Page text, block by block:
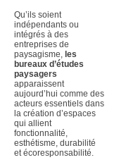
Qu’ils soient
indépendants ou
intégrés à des
entreprises de
paysagisme, les
bureaux d’études
paysagers
apparaissent
aujourd’hui comme des
acteurs essentiels dans
la création d’espaces
qui allient
fonctionnalité,
esthétisme, durabilité
et écoresponsabilité.